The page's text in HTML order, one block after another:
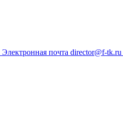
Электронная почта director@f-tk.ru